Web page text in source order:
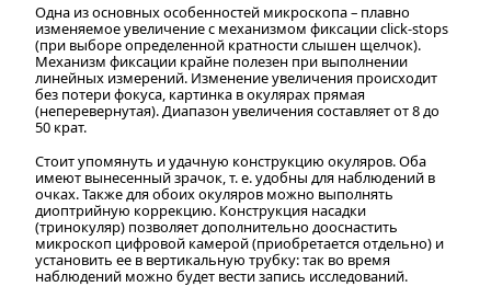
Одна из основных особенностей микроскопа – плавно
изменяемое увеличение с механизмом фиксации click-stops
(при выборе определенной кратности слышен щелчок).
Механизм фиксации крайне полезен при выполнении
линейных измерений. Изменение увеличения происходит
без потери фокуса, картинка в окулярах прямая
(неперевернутая). Диапазон увеличения составляет от 8 до
50 крат.
Стоит упомянуть и удачную конструкцию окуляров. Оба
имеют вынесенный зрачок, т. е. удобны для наблюдений в
очках. Также для обоих окуляров можно выполнять
диоптрийную коррекцию. Конструкция насадки
(тринокуляр) позволяет дополнительно дооснастить
микроскоп цифровой камерой (приобретается отдельно) и
установить ее в вертикальную трубку: так во время
наблюдений можно будет вести запись исследований.